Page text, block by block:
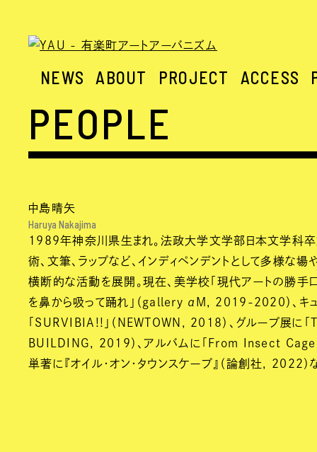
NEWS ABOUT PROJECT ACCESS
PEOPLE
中島晴矢
Haruya Nakajima
1989年神奈川県生まれ。法政大学文学部日本文学科卒
術、文筆、ラップなど、インディペンデントとして多様な
横断的な活動を展開。現在、美学校「現代アートの勝手
を鼻から吸って踊れ」（gallery αM, 2019-2020）、キュ
「SURVIBIA!!」（NEWTOWN, 2018）、グループ展に
BUILDING, 2019）、アルバムに「From Insect Cage
単著に『オイル・オン・タウンスケープ』（論創社, 2022）